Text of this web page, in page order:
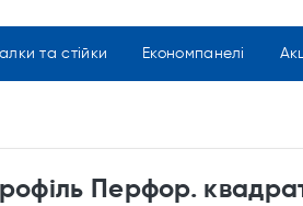
та стійки Економпанелі
Перфор.